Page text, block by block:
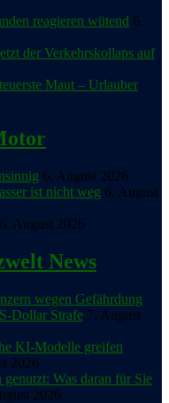
reagieren wütend 6.
der Verkehrskollaps auf
Maut – Urlauber
6. August 2026
ist nicht weg 6. August
6. August 2026
News
wegen Gefährdung
Dollar Strafe 7. August
KI-Modelle greifen
2026
Was daran für Sie
2026